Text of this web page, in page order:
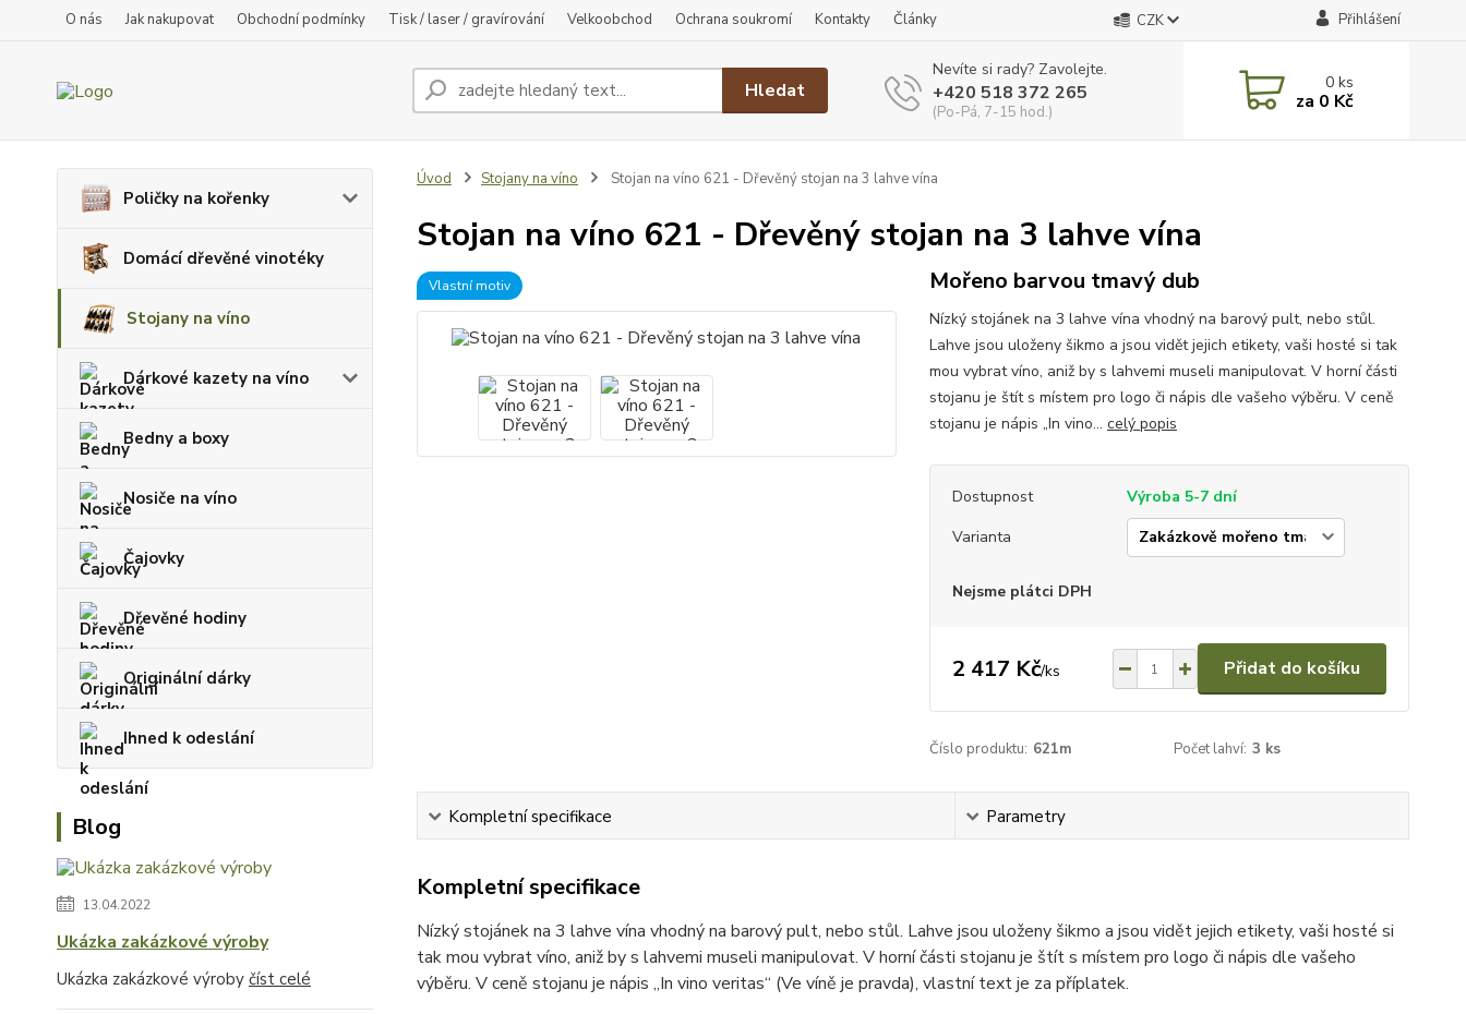
O nás Jak nakupovat Obchodní podmínky Tisk / laser / gravírování Velkoobchod Ochrana soukromí Kontakty Články CZK Přihlášení
Hledat
Nevíte si rady? Zavolejte.
+420 518 372 265
(Po-Pá, 7-15 hod.)
0ks
za 0 Kč
Poličky na kořenky
Domácí dřevěné vinotéky
Stojany na víno
Dárkové kazety na víno
Bedny a boxy
Nosiče na víno
Čajovky
Dřevěné hodiny
Originální dárky
Ihned k odeslání
Blog
13.04.2022
Ukázka zakázkové výroby
Ukázka zakázkové výroby číst celé
Úvod Stojany na víno Stojan na víno 621 - Dřevěný stojan na 3 lahve vína
Stojan na víno 621 - Dřevěný stojan na 3 lahve vína
Vlastní motiv Mořeno barvou tmavý dub
Nízký stojánek na 3 lahve vína vhodný na barový pult, nebo stůl.
Lahve jsou uloženy šikmo a jsou vidět jejich etikety, vaši hosté si tak
mou vybrat víno, aniž by s lahvemi museli manipulovat. V horní části
stojanu je štít s místem pro logo či nápis dle vašeho výběru. V ceně
stojanu je nápis „In vino... celý popis
Dostupnost
Výroba 5-7 dní
Varianta
Nejsme plátci DPH
2 417 Kč/ks Přidat do košíku
Číslo produktu: 621m Počet lahví: 3 ks
Kompletní specifikace Parametry
Kompletní specifikace
Nízký stojánek na 3 lahve vína vhodný na barový pult, nebo stůl. Lahve jsou uloženy šikmo a jsou vidět jejich etikety, vaši hosté si
tak mou vybrat víno, aniž by s lahvemi museli manipulovat. V horní části stojanu je štít s místem pro logo či nápis dle vašeho
výběru. V ceně stojanu je nápis „In vino veritas“ (Ve víně je pravda), vlastní text je za příplatek.